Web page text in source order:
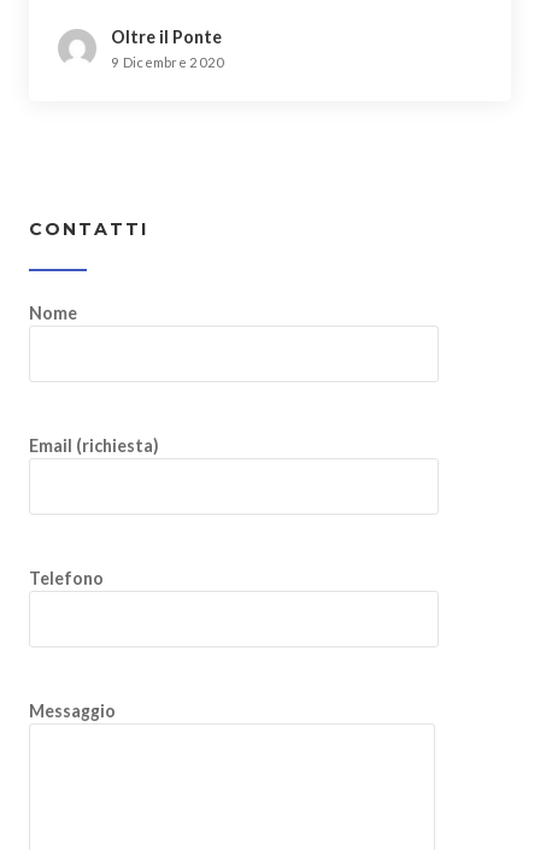
Oltre il Ponte
9 Dicembre 2020
CONTATTI
Nome
Email (richiesta)
Telefono
Messaggio